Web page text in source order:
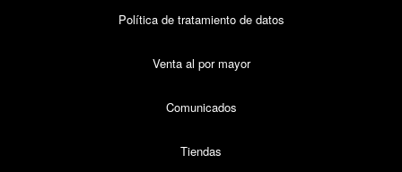
Política de tratamiento de datos
Venta al por mayor
Comunicados
Tiendas